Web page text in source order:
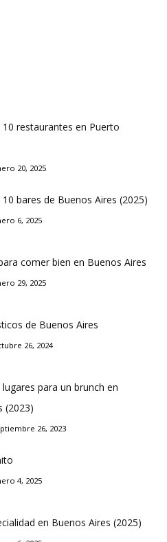
restaurantes en Puerto
20, 2025
bares de Buenos Aires (2025)
6, 2025
comer bien en Buenos Aires
29, 2025
de Buenos Aires
26, 2024
para un brunch en
(2023)
26, 2023
4, 2025
en Buenos Aires (2025)